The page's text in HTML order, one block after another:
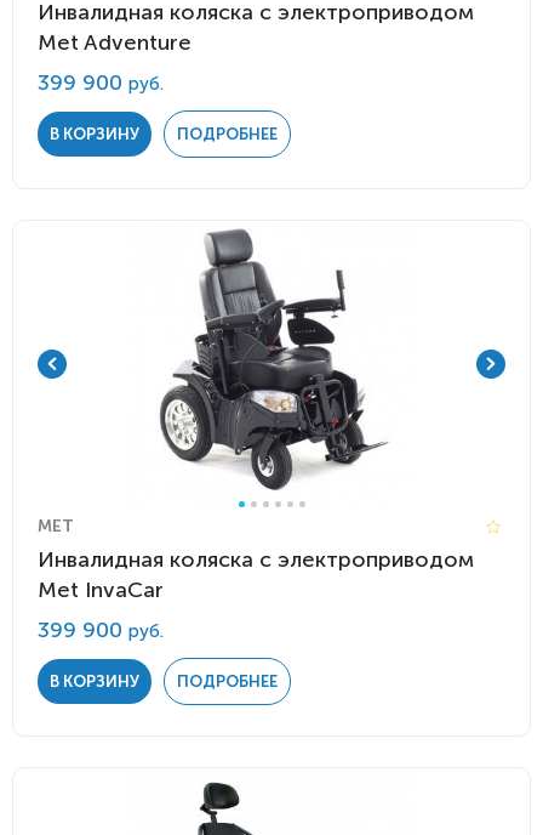
Инвалидная коляска с электроприводом
Мet Adventure
399 900 руб.
В КОРЗИНУ ПОДРОБНЕЕ
MET
Инвалидная коляска с электроприводом
Met InvaCar
399 900 руб.
В КОРЗИНУ ПОДРОБНЕЕ